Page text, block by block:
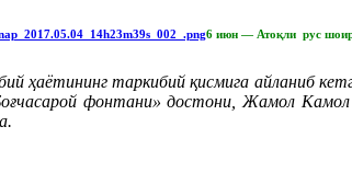
6 июн — Атоқли рус
ҳаётининг таркибий қисмига айланиб
фонтани» достони, Жамол